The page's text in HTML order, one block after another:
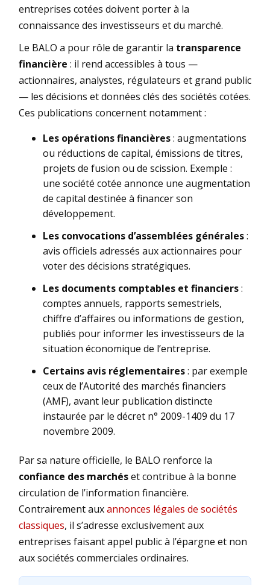
entreprises cotées doivent porter à la
connaissance des investisseurs et du marché.
Le BALO a pour rôle de garantir la transparence
financière : il rend accessibles à tous —
actionnaires, analystes, régulateurs et grand public
— les décisions et données clés des sociétés cotées.
Ces publications concernent notamment :
Les opérations financières: augmentations
ou réductions de capital, émissions de titres,
projets de fusion ou de scission. Exemple :
une société cotée annonce une augmentation
de capital destinée à financer son
développement.
Les convocations d’assemblées générales:
avis officiels adressés aux actionnaires pour
voter des décisions stratégiques.
Les documents comptables et financiers:
comptes annuels, rapports semestriels,
chiffre d’affaires ou informations de gestion,
publiés pour informer les investisseurs de la
situation économique de l’entreprise.
Certains avis réglementaires: par exemple
ceux de l’Autorité des marchés financiers
(AMF), avant leur publication distincte
instaurée par le décret n° 2009-1409 du 17
novembre 2009.
Par sa nature officielle, le BALO renforce la
confiance des marchéset contribue à la bonne
circulation de l’information financière.
Contrairement auxannonces légales de sociétés
classiques, il s’adresse exclusivement aux
entreprises faisant appel public à l’épargne et non
aux sociétés commerciales ordinaires.